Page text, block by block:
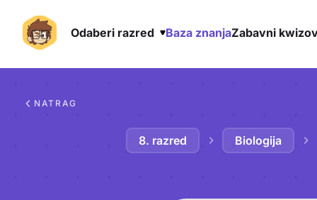
Odaberi razred Baza znanjaZabavni
NATRAG
8. razred Biologija